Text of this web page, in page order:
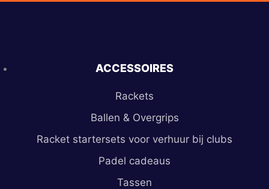
ACCESSOIRES
Rackets
Ballen & Overgrips
Racket startersets voor verhuur bij clubs
Padel cadeaus
Tassen